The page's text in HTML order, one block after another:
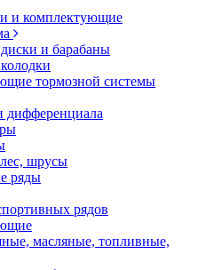
и комплектующие
и барабаны
тормозной системы
дифференциала
шрусы
ряды
рядов
масляные, топливные,